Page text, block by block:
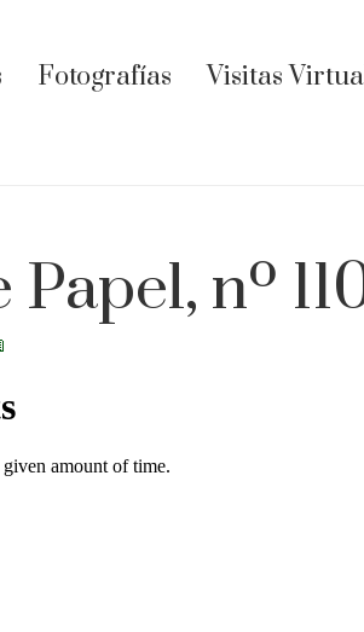
Fotografías Visitas
nº